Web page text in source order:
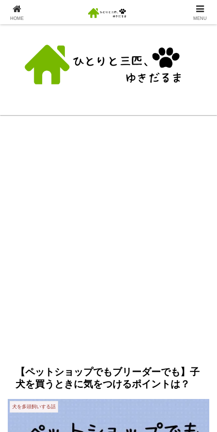
【ペットショップでもブリーダーでも】子
犬を買うときに気をつけるポイントは？
犬を多頭飼いする話
HOME MENU